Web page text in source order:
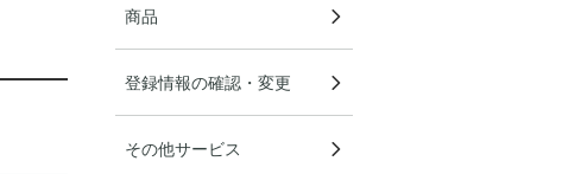
商品
登録情報の確認・変更
その他サービス